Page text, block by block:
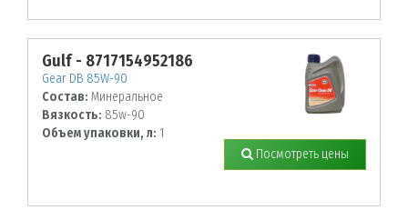
Gulf - 8717154952186
Gear DB 85W-90
Состав: Минеральное
Вязкость: 85w-90
Объем упаковки, л: 1
Посмотреть цены